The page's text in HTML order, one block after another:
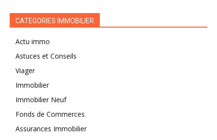
CATEGORIES IMMOBILIER
Actu immo
Astuces et Conseils
Viager
Immobilier
Immobilier Neuf
Fonds de Commerces
Assurances Immobilier